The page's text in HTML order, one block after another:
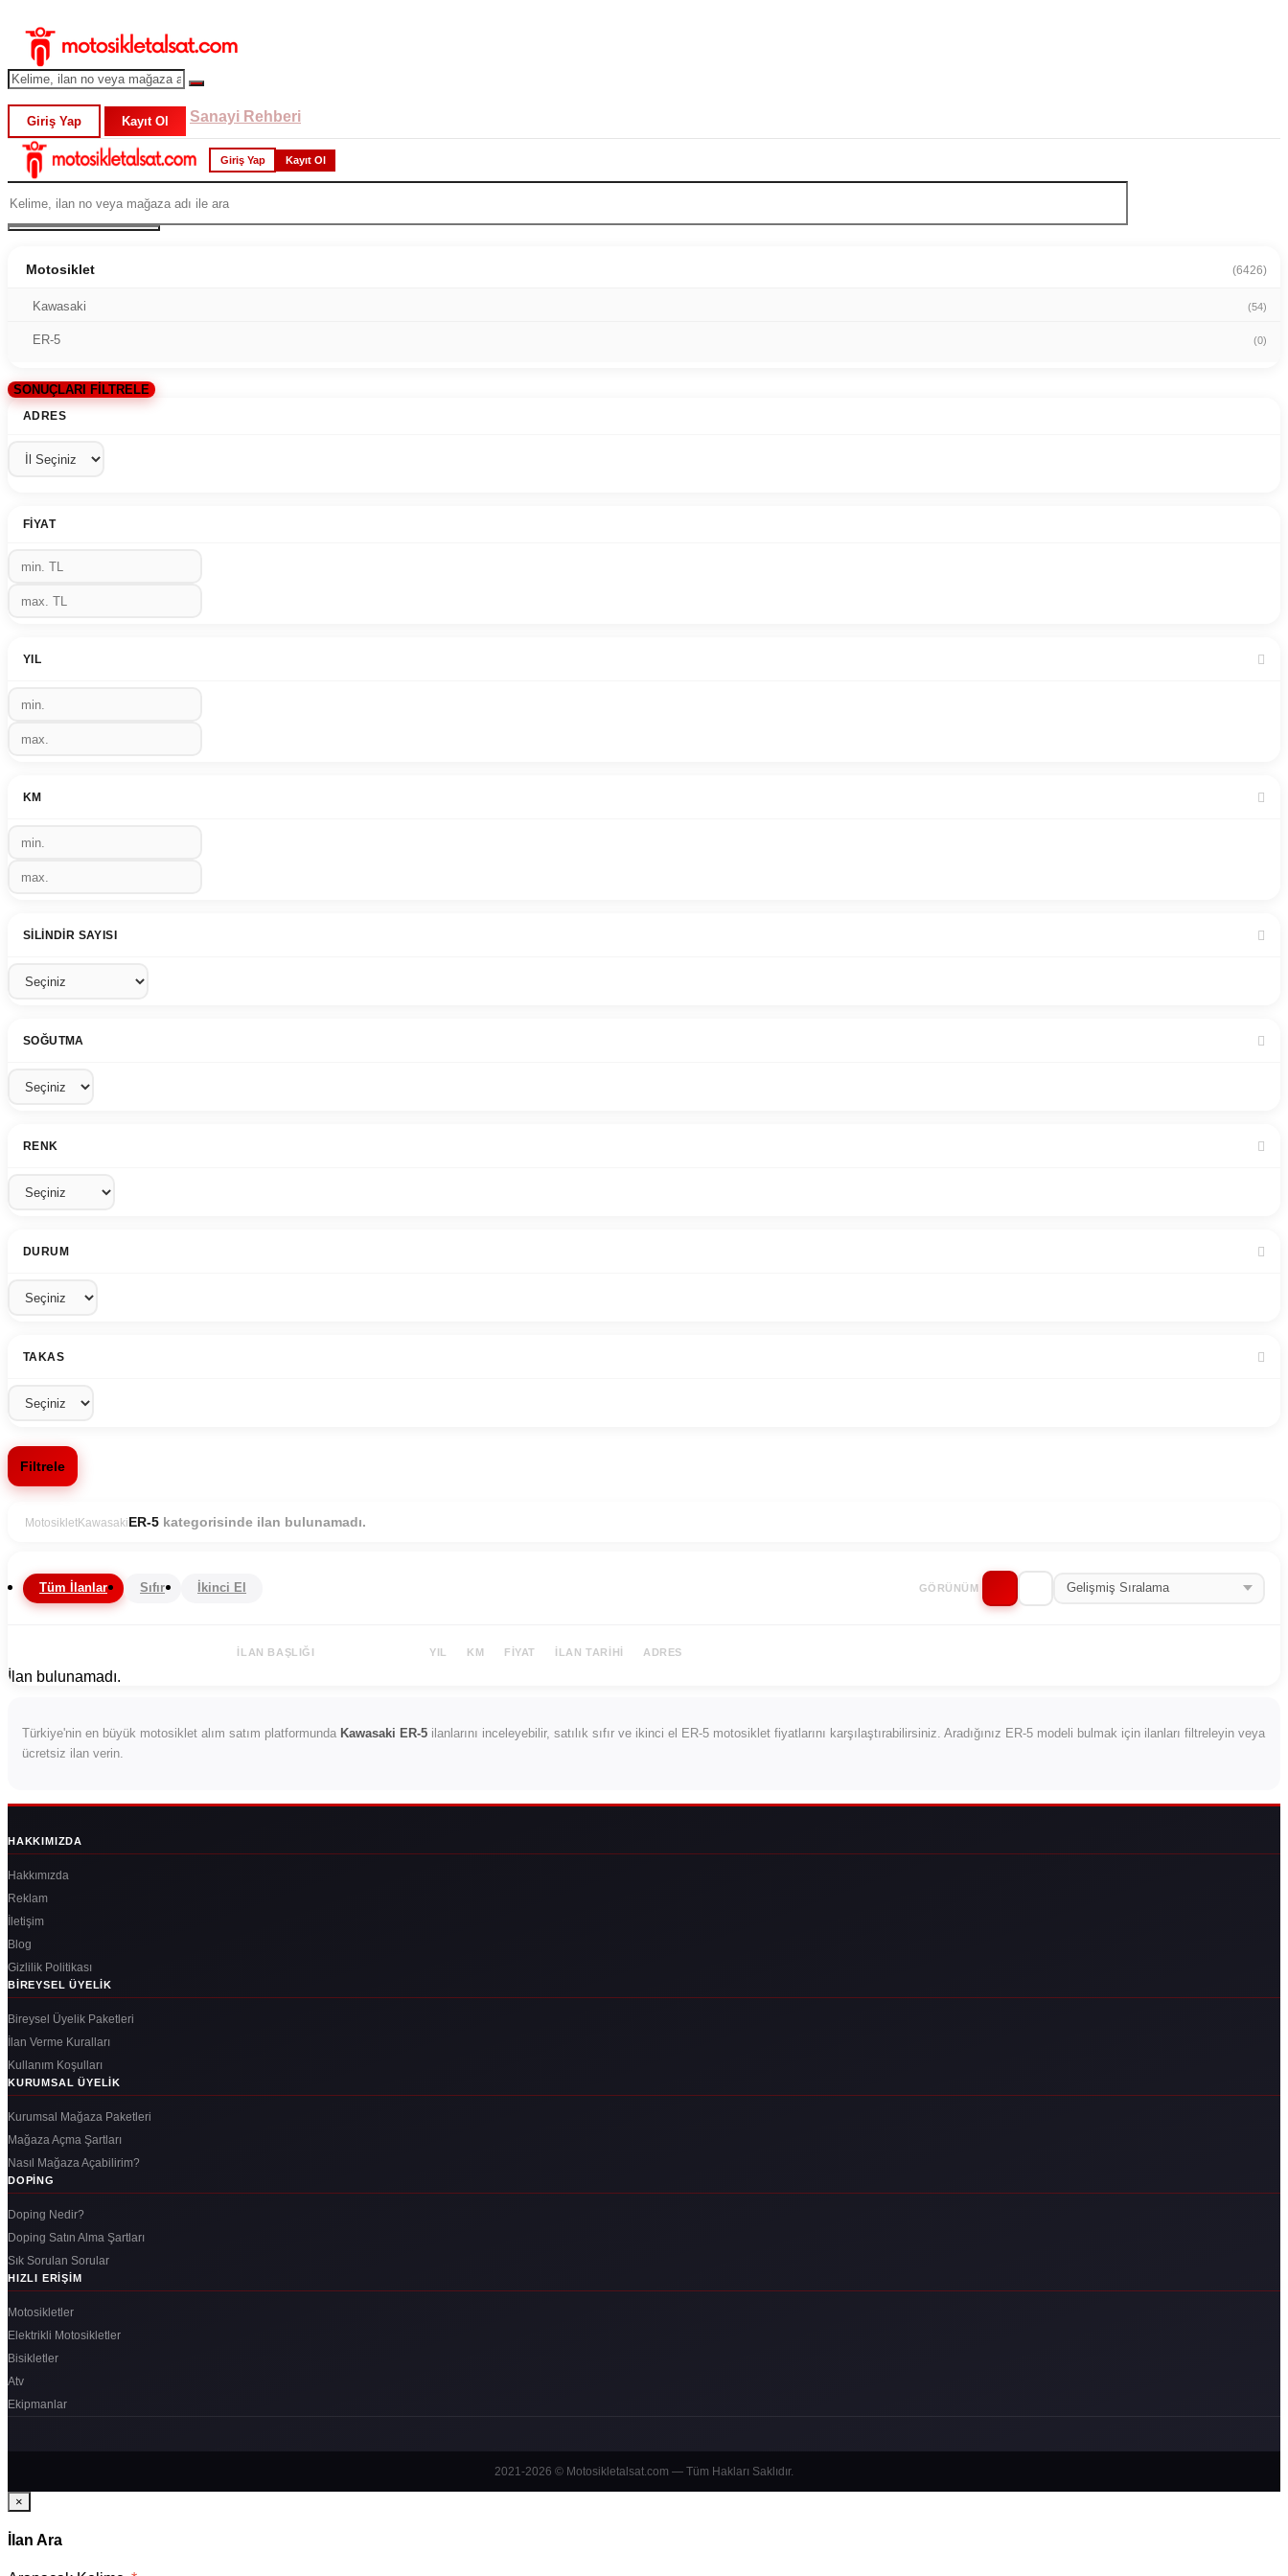
Giriş Yap Kayıt Ol Sanayi Rehberi
Giriş Yap Kayıt Ol
Motosiklet (6426)
Kawasaki (54)
ER-5 (0)
SONUÇLARI FİLTRELE
ADRES
FIYAT
YIL
KM
SILINDIR SAYISI
SOĞUTMA
RENK
DURUM
TAKAS
Filtrele
MotosikletKawasaki ER-5 kategorisinde ilan bulunamadı.
Tüm İlanlar Sıfır İkinci El GÖRÜNÜM
İLAN BAŞLIĞI YIL KM FIYAT İLAN TARIHI ADRES
İlan bulunamadı.
Türkiye'nin en büyük motosiklet alım satım platformunda Kawasaki ER-5 ilanlarını inceleyebilir, satılık sıfır ve ikinci el ER-5 motosiklet fiyatlarını karşılaştırabilirsiniz. Aradığınız ER-5 modeli bulmak için ilanları filtreleyin veya
ücretsiz ilan verin.
HAKKIMIZDA
Hakkımızda
Reklam
İletişim
Blog
Gizlilik Politikası
BIREYSEL ÜYELIK
Bireysel Üyelik Paketleri
İlan Verme Kuralları
Kullanım Koşulları
KURUMSAL ÜYELIK
Kurumsal Mağaza Paketleri
Mağaza Açma Şartları
Nasıl Mağaza Açabilirim?
DOPING
Doping Nedir?
Doping Satın Alma Şartları
Sık Sorulan Sorular
HIZLI ERIŞIM
Motosikletler
Elektrikli Motosikletler
Bisikletler
Atv
Ekipmanlar
2021-2026 © Motosikletalsat.com — Tüm Hakları Saklıdır.
×
İlan Ara